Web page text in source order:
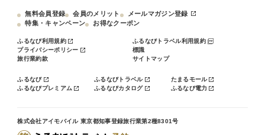
・午後便：伊勢市駅(外宮口) 出発時刻：15:00/16:00/17:00
・午前便：ホテル発 出発時刻：7:45/9:00/10:00 (※1、3便
のみ浦田町バス停まで運行)
※Webでのご予約は承っておりません。
※ご予約が無い場合は運行いたしません。
※交通規制等で運行しない場合もございます。
無料会員登録 会員のメリット
メールマガジン登録
特集・キャンペーン
お得なクーポン
ふるなび利用規約
ふるなびトラベル利用規約
プライバシーポリシー
標識
旅行業約款
サイトマップ
ふるなび ふるなびトラベル
たまるモール
ふるなびプレミアム
ふるなびカタログ ふるなび電力
株式会社アイモバイル 東京都知事登録旅行業第2種8301号